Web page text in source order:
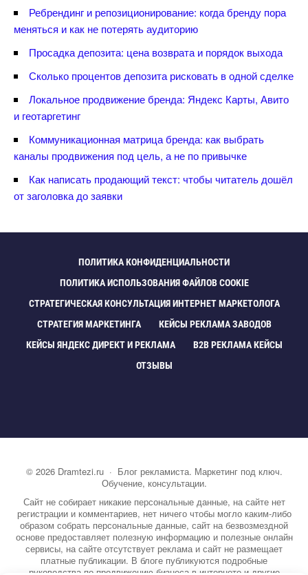
Ребрендинг и репозиционирование: когда бренду пора
меняться и как не потерять аудиторию
Просадка депозита: цена возврата и порядок выхода
Сколько процентов депозита рисковать в одной сделке
Локальное продвижение бренда: Яндекс Карты, Авито
и геотаргетин
Коммуникационная матрица бренда: как выбрать
каналы продвижения под цель, а не по привычке
Как написать продающий текст: чтобы читатель дошёл
от заголовка до заявки
ПОЛИТИКА КОНФИДЕНЦИАЛЬНОСТИ
ПОЛИТИКА ИСПОЛЬЗОВАНИЯ ФАЙЛОВ COOKIE
СТРАТЕГИЧЕСКАЯ КОНСУЛЬТАЦИЯ ИНТЕРНЕТ МАРКЕТОЛОГА
СТРАТЕГИЯ МАРКЕТИНГА
КЕЙСЫ РЕКЛАМА ЗАВОДО
КЕЙСЫ ЯНДЕКС ДИРЕКТ И РЕКЛАМА
B2B РЕКЛАМА КЕЙСЫ
ОТЗЫВЫ
© 2026 Dramtezi.ru· Блог рекламиста. Маркетинг под ключ.
Обучение, консультации.
Сайт не собирает никакие персональные данные, на сайте нет
регистрации и комментариев, нет ничего чтобы могло каким-либо
образом собрать персональные данные, сайт на безвозмездной
основе предоставляет полезную информацию и полезные онлайн
сервисы, на сайте отсутствует реклама и сайт не размещает
платные публикации. В блоге публикуются подробные
руководства по продвижению бизнеса в интернете и другие